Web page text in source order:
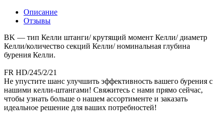
Описание
Отзывы
BK — тип Келли штанги/ крутящий момент Келли/ диаметр
Келли/количество секций Келли/ номинальная глубина
бурения Келли.
FR HD/245/2/21
Не упустите шанс улучшить эффективность вашего бурения с
нашими келли-штангами! Свяжитесь с нами прямо сейчас,
чтобы узнать больше о нашем ассортименте и заказать
идеальное решение для ваших потребностей!